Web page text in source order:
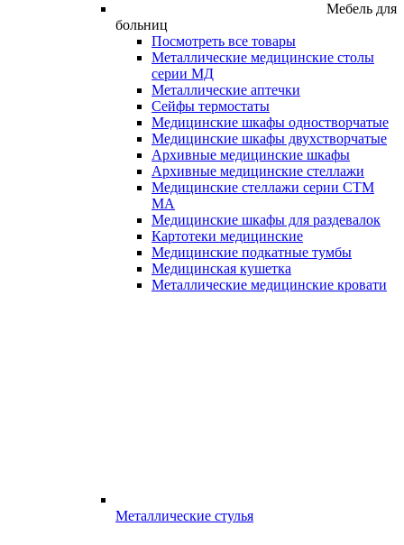
Мебель для
больниц
Посмотреть все товары
Металлические медицинские столы
серии МД
Металлические аптечки
Сейфы термостаты
Медицинские шкафы одностворчатые
Медицинские шкафы двухстворчатые
Архивные медицинские шкафы
Архивные медицинские стеллажи
Медицинские стеллажи серии СТМ
МА
Медицинские шкафы для раздевалок
Картотеки медицинские
Медицинские подкатные тумбы
Медицинская кушетка
Металлические медицинские кровати
Металлические стулья